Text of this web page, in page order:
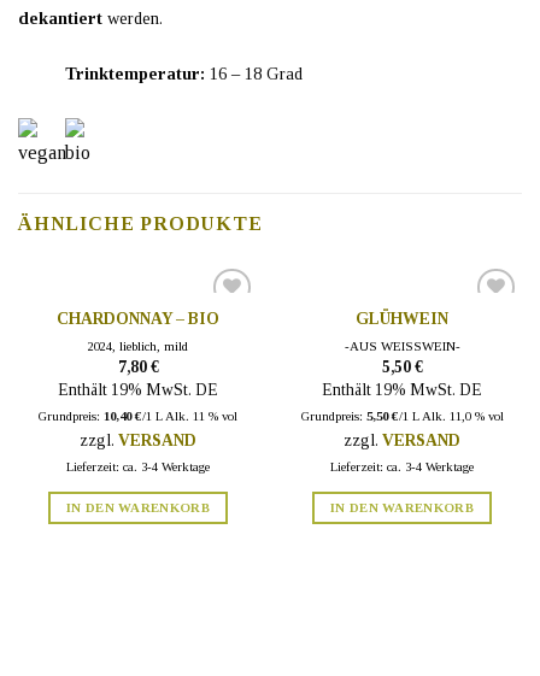
dekantiert werden.
Trinktemperatur: 16 – 18 Grad
ÄHNLICHE PRODUKTE
AUF DIE
WUNSCHLISTE
CHARDONNAY – BIO
2024, lieblich, mild
7,80 €
Enthält 19% MwSt. DE
Grundpreis: 10,40€/1 L Alk. 11 % vol
zzgl. VERSAND
Lieferzeit: ca. 3-4 Werktage
IN DEN WARENKORB
AUF DIE
WUNSCHLISTE
GLÜHWEIN
-AUS WEISSWEIN-
5,50 €
Enthält 19% MwSt. DE
Grundpreis: 5,50€/1 L Alk. 11,0 % vol
zzgl. VERSAND
Lieferzeit: ca. 3-4 Werktage
IN DEN WARENKORB